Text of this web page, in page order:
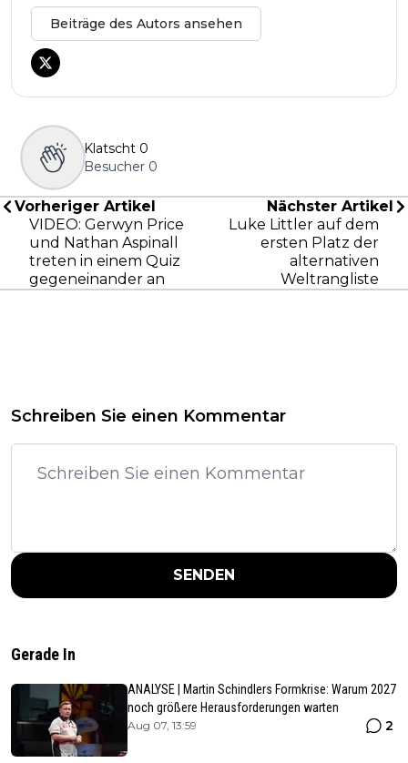
Beiträge des Autors ansehen
Klatscht 0
Besucher 0
Vorheriger Artikel
VIDEO: Gerwyn Price
und Nathan Aspinall
treten in einem Quiz
gegeneinander an
Nächster Artikel
Luke Littler auf dem
ersten Platz der
alternativen
Weltrangliste
Schreiben Sie einen Kommentar
SENDEN
Gerade In
ANALYSE | Martin Schindlers Formkrise: Warum 2027
noch größere Herausforderungen warten
Aug 07, 13:59 2